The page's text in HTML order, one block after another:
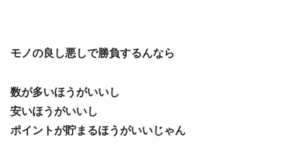
モノの良し悪しで勝負するんなら
数が多いほうがいいし
安いほうがいいし
ポイントが貯まるほうがいいじゃん